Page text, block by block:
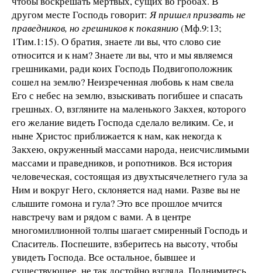
другом месте Господь говорит: Я пришел призвать не
праведников, но грешников к покаянию(Мф.9:13;
1Тим.1:15). О братия, знаете ли вы, что слово сие
относится и к нам? Знаете ли вы, что и мы являемся
грешниками, ради коих Господь Подвигоположник
сошел на землю? Неизреченная любовь к нам свела
Его с небес на землю, взыскивать погибшее и спасать
грешных. О, взгляните на маленького Закхея, которого
его желание видеть Господа сделало великим. Се, и
ныне Христос приближается к нам, как некогда к
Закхею, окруженный массами народа, неисчислимыми
массами и праведников, и ропотников. Вся история
человеческая, состоящая из двухтысячелетнего гула за
Ним и вокруг Него, склоняется над нами. Разве вы не
слышите гомона и гула? Это все прошлое мчится
навстречу вам и рядом с вами. А в центре
многомиллионной толпы шагает смиренный Господь и
Спаситель. Поспешите, взберитесь на высоту, чтобы
увидеть Господа. Все остальное, бывшее и
существующее, не так достойно взгляда. Поднимитесь